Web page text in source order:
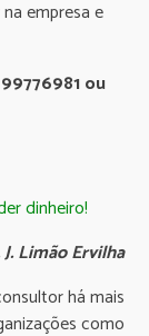
empresa e
ou
dinheiro!
Limão Ervilha
há mais
como